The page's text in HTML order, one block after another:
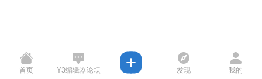
首页 Y3编辑器论坛 发现 我的